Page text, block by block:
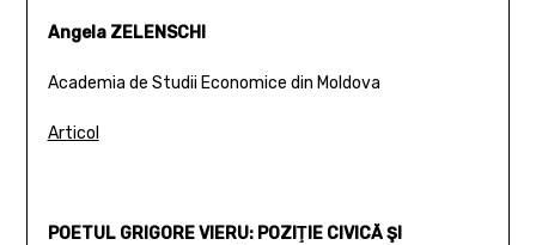
Angela ZELENSCHI
Academia de Studii Economice din Moldova
Articol
POETUL GRIGORE VIERU: POZIŢIE CIVICĂ ŞI